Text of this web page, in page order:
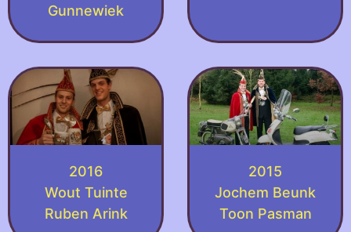
Gunnewiek
2016
Wout Tuinte
Ruben Arink
2015
Jochem Beunk
Toon Pasman